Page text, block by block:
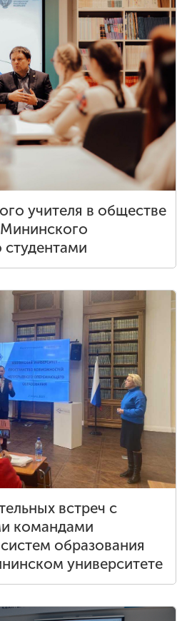
учителя в обществе
студентами
встреч с
командами
образования
университете